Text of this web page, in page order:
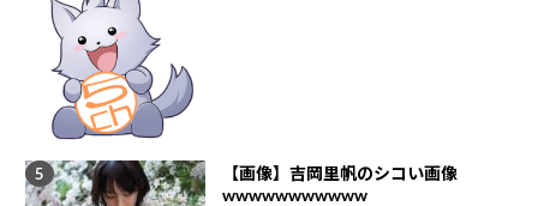
【画像】吉岡里帆のシコい画像
wwwwwwwwwww